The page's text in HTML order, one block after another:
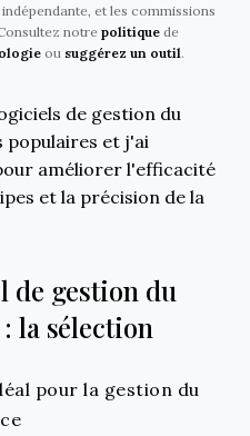
et les commissions
notrepolitiquede
ou suggérez un outil.
de gestion du
populaires et j'ai
améliorer l'efficacité
et la précision de la
de gestion du
la sélection
pour la gestion du